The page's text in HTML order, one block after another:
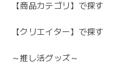
【商品カテゴリ】で探す
【クリエイター】で探す
～推し活グッズ～